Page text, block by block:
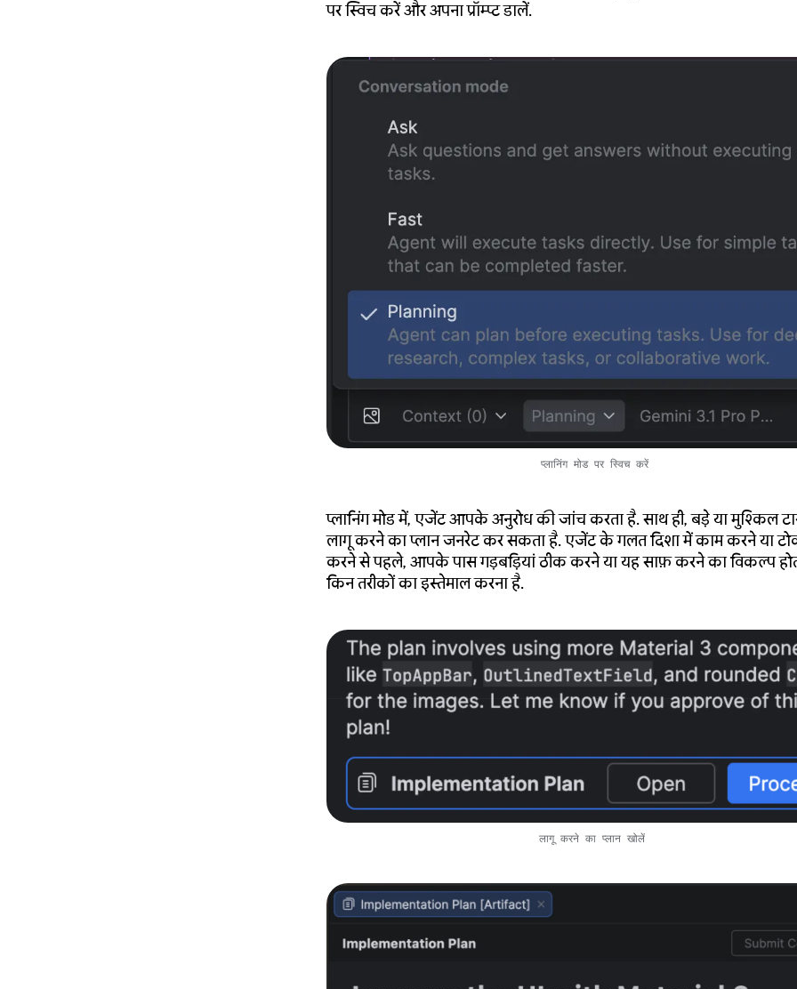
पर स्विच करें और अपना प्रॉम्प्ट डालें.
प्लानिंग मोड पर स्विच करें
प्लानिंग मोड में, एजेंट आपके अनुरोध की जांच करता है. साथ ही, बड़े या मुश्किल
लागू करने का प्लान जनरेट कर सकता है. एजेंट के गलत दिशा में काम करने या
करने से पहले, आपके पास गड़बड़ियां ठीक करने या यह साफ़ करने का विकल्प
किन तरीकों का इस्तेमाल करना है.
लागू करने का प्लान खोलें